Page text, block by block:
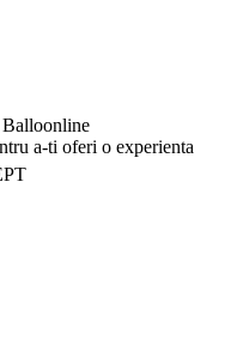
a-ti oferi o experienta